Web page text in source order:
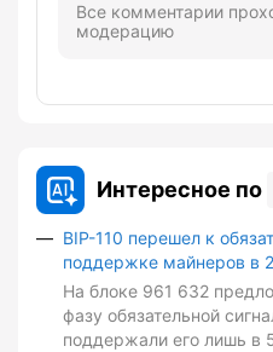
Все комментарии
модерацию
Интересное по
BIP-110 перешел к
поддержке майнеров в
На блоке 961 632
фазу обязательной
поддержали его лишь в